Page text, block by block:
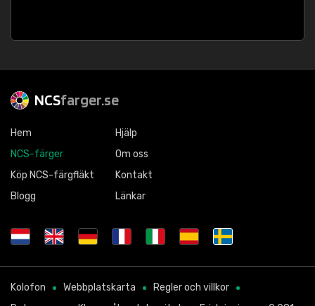
NCSfarger.se
Hem
NCS-färger
Köp NCS-färgfläkt
Blogg
Hjälp
Om oss
Kontakt
Länkar
Kolofon Webbplatskarta
Regler och villkor